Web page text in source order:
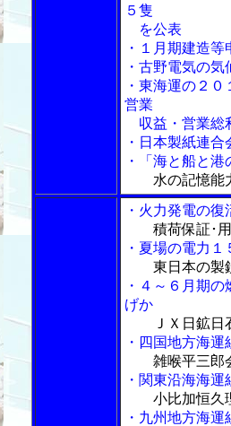
５隻
を公表
・１月期建造
・古野電気の
・東海運の２
営業
収益・営業総
・日本製紙連
・「海と船と
水の記憶
・火力発電の
積荷保証･
・夏場の電力
東日本の製
・４～６月期
げか
ＪＸ日鉱
・四国地方海
雑喉平三郎
・関東沿海海
小比加恒久
・九州地方海